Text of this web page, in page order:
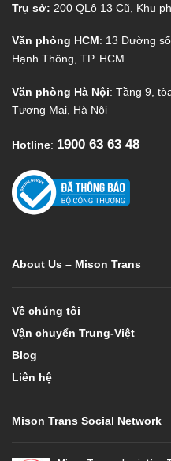
Trụ sở: 200 QLộ 13 Cũ, Khu
Văn phòng HCM: 13 Đường
Hạnh Thông, TP. HCM
Văn phòng Hà Nội: Tầng 9,
Tương Mai, Hà Nội
Hotline: 1900 63 63 48
About Us – Mison Trans
Về chúng tôi
Vận chuyển Trung-Việt
Blog
Liên hệ
Mison Trans Social Network